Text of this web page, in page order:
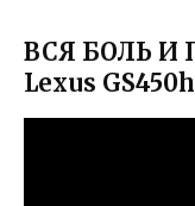
ВСЯ БОЛЬ И
Lexus GS450h